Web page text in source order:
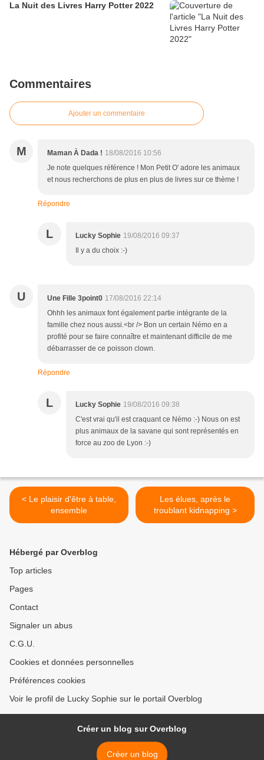
La Nuit des Livres Harry Potter 2022
Commentaires
Ajouter un commentaire
M Maman À Dada ! 18/08/2016 10:56
Je note quelques référence ! Mon Petit O' adore les animaux
et nous recherchons de plus en plus de livres sur ce thème !
Répondre
L Lucky Sophie 19/08/2016 09:37
Il y a du choix :-)
U Une Fille 3point0 17/08/2016 22:14
Ohhh les animaux font également partie intégrante de la
famille chez nous aussi.<br /> Bon un certain Némo en a
profité pour se faire connaître et maintenant difficile de me
débarrasser de ce poisson clown.
Répondre
L Lucky Sophie 19/08/2016 09:38
C'est vrai qu'il est craquant ce Némo :-) Nous on est
plus animaux de la savane qui sont représentés en
force au zoo de Lyon :-)
< Le plaisir d'être à table,
ensemble
Les élues, après le
troublant kidnapping >
Hébergé par Overblog
Top articles
Pages
Contact
Signaler un abus
C.G.U.
Cookies et données personnelles
Préférences cookies
Voir le profil de Lucky Sophie sur le portail Overblog
Créer un blog sur Overblog
Créer un blog